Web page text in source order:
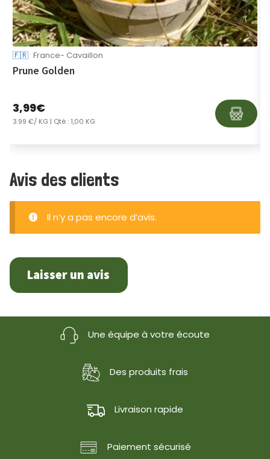
🇫🇷 France- Cavaillon
Prune Golden
3,99€
3.99 €/ KG| Qté : 1,00 KG
Avis des clients
Il n’y a pas encore d’avis.
Laisser un avis
Une équipe à votre écoute
Des produits frais
Livraison rapide
Paiement sécurisé